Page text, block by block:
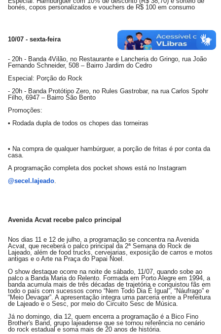
bonés, copos personalizados e vouchers de R$ 100 em consumo
10/07 - sexta-feira
- 20h - Banda 4Vilão, no Restaurante e Lancheria do Gringo, rua João
Fernando Schneider, 508 – Bairro Jardim do Cedro
Especial: Porção do Rock
- 20h - Banda Protótipo Zero, no Rules Gastrobar, na rua Carlos Spohr
Filho, 6947 – Bairro São Bento
Promoções:
• Rodada dupla de todos os chopes das torneiras
• Na compra de qualquer hambúrguer, a porção de fritas é por conta da
casa.
A programação completa dos pocket shows está no Instagram
@secel.lajeado
Avenida Acvat recebe palco principal
Nos dias 11 e 12 de julho, a programação se concentra na Avenida
Acvat, que receberá o palco principal da 2ª Semana do Rock de
Lajeado, além de food trucks, cervejarias, exposição de carros e motos
antigas e o Arte na Praça do Papai Noel.
O show destaque ocorre na noite de sábado, 11/07, quando sobe ao
palco a Banda Maria do Relento. Formada em Porto Alegre em 1994, a
banda acumula mais de três décadas de trajetória e conquistou fãs em
todo o país com sucessos como “Nem Todo Dia É Igual”, “Náufrago” e
“Meio Devagar”. A apresentação integra uma parceria entre a Prefeitura
de Lajeado e o Sesc, por meio do Circuito Sesc de Música.
Já no domingo, dia 12, quem encerra a programação é a Bico Fino
Brother's Band, grupo lajeadense que se tornou referência no cenário
do rock estadual e soma mais de 20 anos de história.